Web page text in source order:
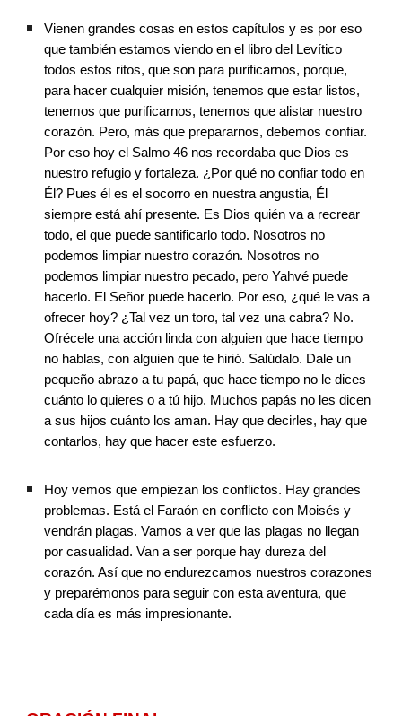
Vienen grandes cosas en estos capítulos y es por eso
que también estamos viendo en el libro del Levítico
todos estos ritos, que son para purificarnos, porque,
para hacer cualquier misión, tenemos que estar listos,
tenemos que purificarnos, tenemos que alistar nuestro
corazón. Pero, más que prepararnos, debemos confiar.
Por eso hoy el Salmo 46 nos recordaba que Dios es
nuestro refugio y fortaleza. ¿Por qué no confiar todo en
Él? Pues él es el socorro en nuestra angustia, Él
siempre está ahí presente. Es Dios quién va a recrear
todo, el que puede santificarlo todo. Nosotros no
podemos limpiar nuestro corazón. Nosotros no
podemos limpiar nuestro pecado, pero Yahvé puede
hacerlo. El Señor puede hacerlo. Por eso, ¿qué le vas a
ofrecer hoy? ¿Tal vez un toro, tal vez una cabra? No.
Ofrécele una acción linda con alguien que hace tiempo
no hablas, con alguien que te hirió. Salúdalo. Dale un
pequeño abrazo a tu papá, que hace tiempo no le dices
cuánto lo quieres o a tú hijo. Muchos papás no les dicen
a sus hijos cuánto los aman. Hay que decirles, hay que
contarlos, hay que hacer este esfuerzo.
Hoy vemos que empiezan los conflictos. Hay grandes
problemas. Está el Faraón en conflicto con Moisés y
vendrán plagas. Vamos a ver que las plagas no llegan
por casualidad. Van a ser porque hay dureza del
corazón. Así que no endurezcamos nuestros corazones
y preparémonos para seguir con esta aventura, que
cada día es más impresionante.